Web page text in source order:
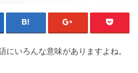
にいろんな意味がありますよね。